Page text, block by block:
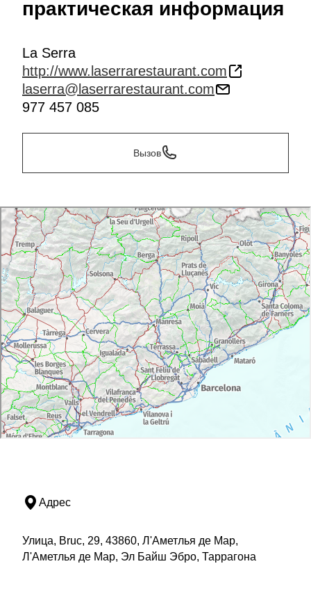
практическая информация
La Serra
http://www.laserrarestaurant.com
laserra@laserrarestaurant.com
977 457 085
Вызов
Адрес
Улица, Bruc, 29, 43860, Л'Аметлья де Мар,
Л'Аметлья де Мар, Эл Байш Эбро, Таррагона